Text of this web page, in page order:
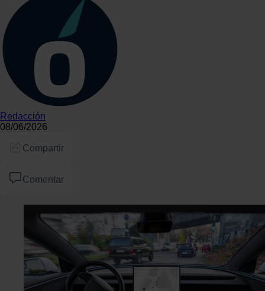
Redacción
08/06/2026
Compartir
Comentar